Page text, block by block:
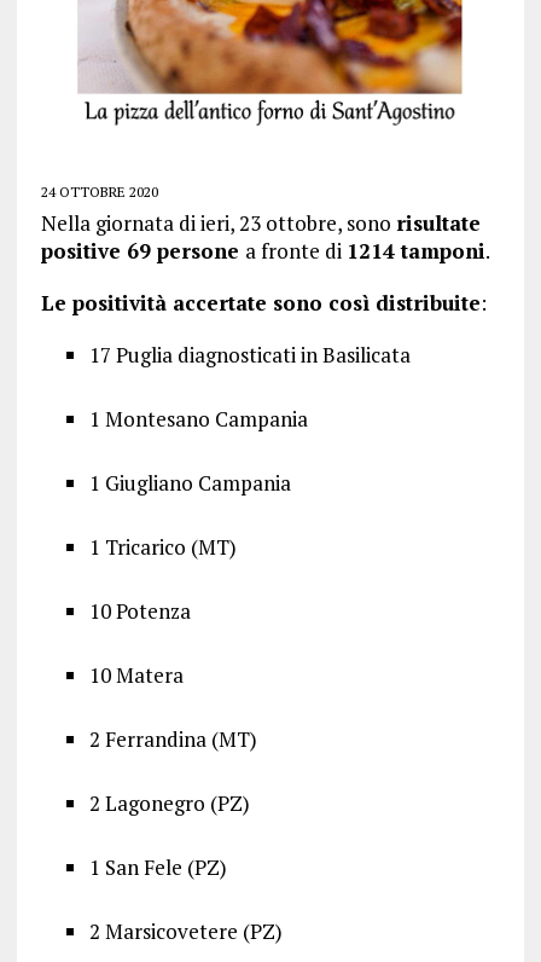
24 OTTOBRE 2020
Nella giornata di ieri, 23 ottobre, sono risultate
positive 69 persone a fronte di 1214 tamponi.
Le positività accertate sono così distribuite:
17 Puglia diagnosticati in Basilicata
1 Montesano Campania
1 Giugliano Campania
1 Tricarico (MT)
10 Potenza
10 Matera
2 Ferrandina (MT)
2 Lagonegro (PZ)
1 San Fele (PZ)
2 Marsicovetere (PZ)